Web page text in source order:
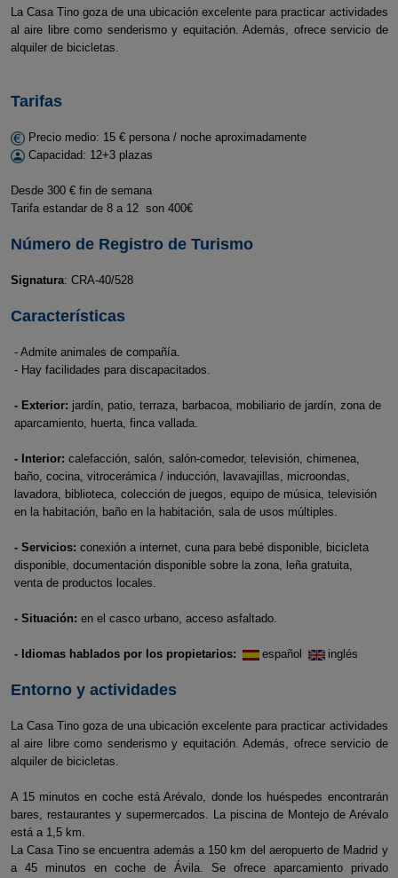
La Casa Tino goza de una ubicación excelente para practicar actividades
al aire libre como senderismo y equitación. Además, ofrece servicio de
alquiler de bicicletas.
Tarifas
Precio medio: 15 € persona / noche aproximadamente
Capacidad: 12+3 plazas
Desde 300 € fin de semana
Tarifa estandar de 8 a 12 son 400€
Número de Registro de Turismo
Signatura: CRA-40/528
Características
- Admite animales de compañía.
- Hay facilidades para discapacitados.
- Exterior: jardín, patio, terraza, barbacoa, mobiliario de jardín, zona de
aparcamiento, huerta, finca vallada.
- Interior: calefacción, salón, salón-comedor, televisión, chimenea,
baño, cocina, vitrocerámica / inducción, lavavajillas, microondas,
lavadora, biblioteca, colección de juegos, equipo de música, televisión
en la habitación, baño en la habitación, sala de usos múltiples.
- Servicios: conexión a internet, cuna para bebé disponible, bicicleta
disponible, documentación disponible sobre la zona, leña gratuita,
venta de productos locales.
- Situación: en el casco urbano, acceso asfaltado.
- Idiomas hablados por los propietarios: español inglés
Entorno y actividades
La Casa Tino goza de una ubicación excelente para practicar actividades
al aire libre como senderismo y equitación. Además, ofrece servicio de
alquiler de bicicletas.
A 15 minutos en coche está Arévalo, donde los huéspedes encontrarán
bares, restaurantes y supermercados. La piscina de Montejo de Arévalo
está a 1,5 km.
La Casa Tino se encuentra además a 150 km del aeropuerto de Madrid y
a 45 minutos en coche de Ávila. Se ofrece aparcamiento privado